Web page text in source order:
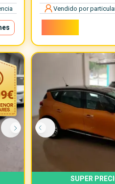
Vendido por
€
SUPER